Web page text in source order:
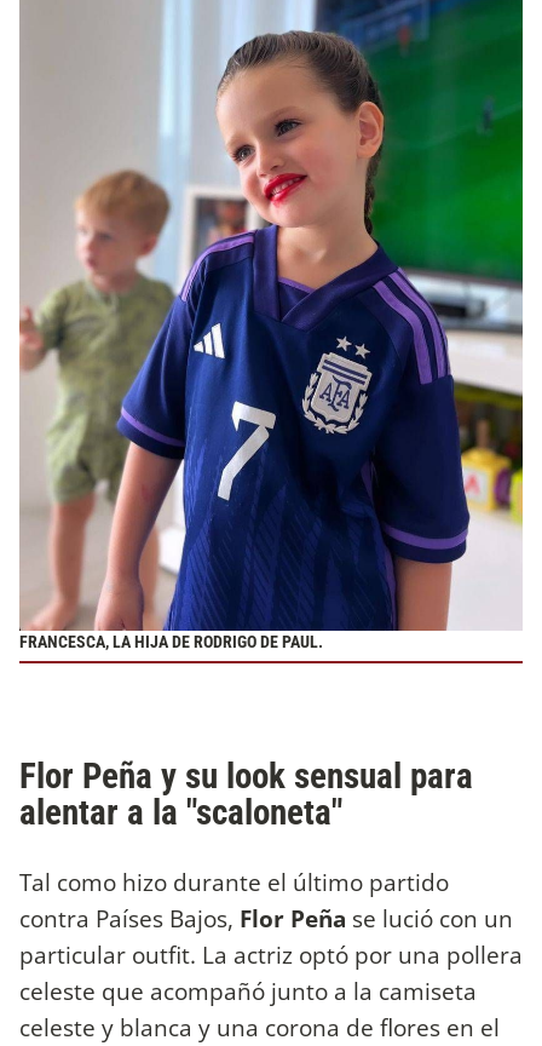
FRANCESCA, LA HIJA DE RODRIGO DE PAUL.
Flor Peña y su look sensual para
alentar a la "scaloneta"
Tal como hizo durante el último partido
contra Países Bajos, Flor Peña se lució con un
particular outfit. La actriz optó por una pollera
celeste que acompañó junto a la camiseta
celeste y blanca y una corona de flores en el